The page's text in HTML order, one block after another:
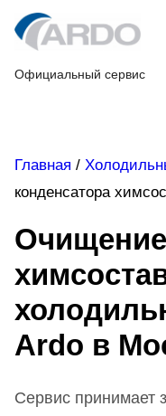
Skip
to
content
Официальный сервис
Главная /
конденсатора
Ardo в
Сервис принимает